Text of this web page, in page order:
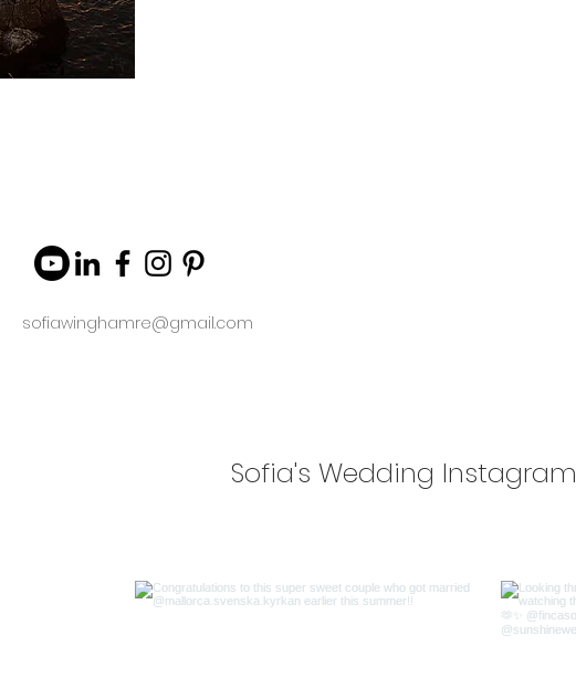
sofiawinghamre@gmail.com
Sofia's Wedding Instagram